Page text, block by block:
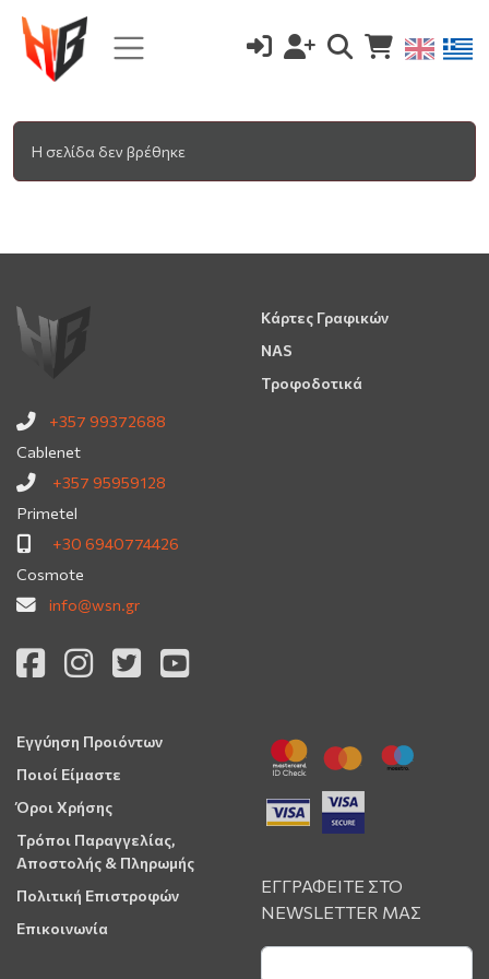
Η σελίδα δεν βρέθηκε
+357 99372688
Cablenet
+357 95959128
Primetel
+30 6940774426
Cosmote
info@wsn.gr
Κάρτες Γραφικών
NAS
Τροφοδοτικά
Εγγύηση Προιόντων
Ποιοί Είμαστε
Όροι Χρήσης
Τρόποι Παραγγελίας,
Αποστολής & Πληρωμής
Πολιτική Επιστροφών
Επικοινωνία
ΕΓΓΡΑΦΕΙΤΕ ΣΤΟ
NEWSLETTER ΜΑΣ